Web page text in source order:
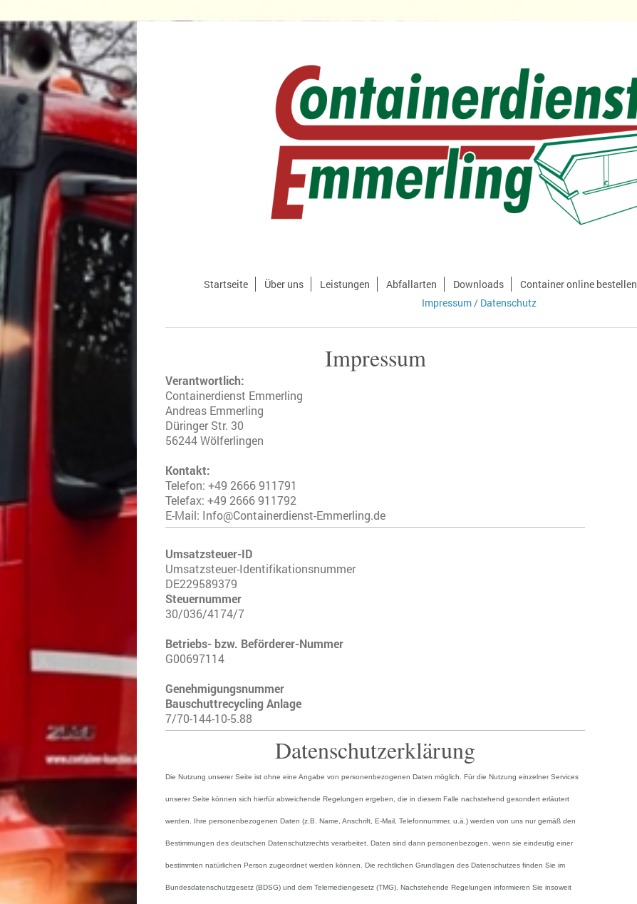
Startseite Über uns Leistungen Abfallarten Downloads Container online bestellen
Impressum / Datenschutz
Impressum
Verantwortlich:
Containerdienst Emmerling
Andreas Emmerling
Düringer Str. 30
56244 Wölferlingen
Kontakt:
Telefon: +49 2666 911791
Telefax: +49 2666 911792
E-Mail: Info@Containerdienst-Emmerling.de
Umsatzsteuer-ID
Umsatzsteuer-Identifikationsnummer
DE229589379
Steuernummer
30/036/4174/7
Betriebs- bzw. Beförderer-Nummer
G00697114
Genehmigungsnummer
Bauschuttrecycling Anlage
7/70-144-10-5.88
Datenschutzerklärung
Die Nutzung unserer Seite ist ohne eine Angabe von personenbezogenen Daten möglich. Für die Nutzung einzelner Services
unserer Seite können sich hierfür abweichende Regelungen ergeben, die in diesem Falle nachstehend gesondert erläutert
werden. Ihre personenbezogenen Daten (z.B. Name, Anschrift, E-Mail, Telefonnummer, u.ä.) werden von uns nur gemäß den
Bestimmungen des deutschen Datenschutzrechts verarbeitet. Daten sind dann personenbezogen, wenn sie eindeutig einer
bestimmten natürlichen Person zugeordnet werden können. Die rechtlichen Grundlagen des Datenschutzes finden Sie im
Bundesdatenschutzgesetz (BDSG) und dem Telemediengesetz (TMG). Nachstehende Regelungen informieren Sie insoweit